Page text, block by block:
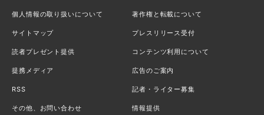
個人情報の取り扱いについて 著作権と転載について
サイトマップ プレスリリース受付
読者プレゼント提供 コンテンツ利用について
提携メディア 広告のご案内
RSS 記者・ライター募集
その他、お問い合わせ 情報提供